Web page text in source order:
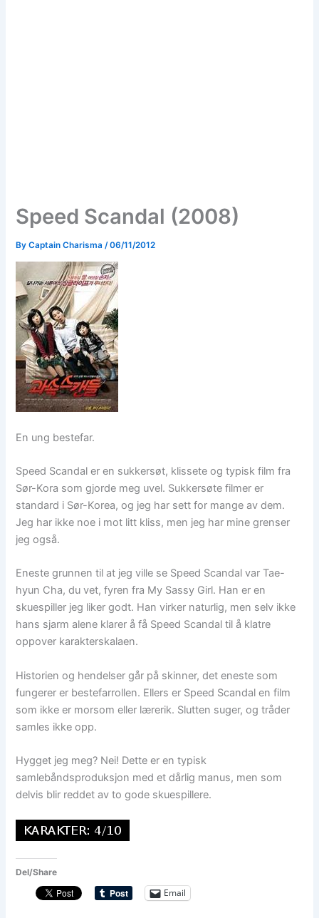
Speed Scandal (2008)
ByCaptain Charisma /06/11/2012
En ung bestefar.
Speed Scandal er en sukkersøt, klissete og typisk film fra
Sør-Kora som gjorde meg uvel. Sukkersøte filmer er
standard i Sør-Korea, og jeg har sett for mange av dem.
Jeg har ikke noe i mot litt kliss, men jeg har mine grenser
jeg også.
Eneste grunnen til at jeg ville se Speed Scandal var Tae-
hyun Cha, du vet, fyren fra My Sassy Girl. Han er en
skuespiller jeg liker godt. Han virker naturlig, men selv ikke
hans sjarm alene klarer å få Speed Scandal til å klatre
oppover karakterskalaen.
Historien og hendelser går på skinner, det eneste som
fungerer er bestefarrollen. Ellers er Speed Scandal en film
som ikke er morsom eller lærerik. Slutten suger, og tråder
samles ikke opp.
Hygget jeg meg? Nei! Dette er en typisk
samlebåndsproduksjon med et dårlig manus, men som
delvis blir reddet av to gode skuespillere.
Del/Share
Email